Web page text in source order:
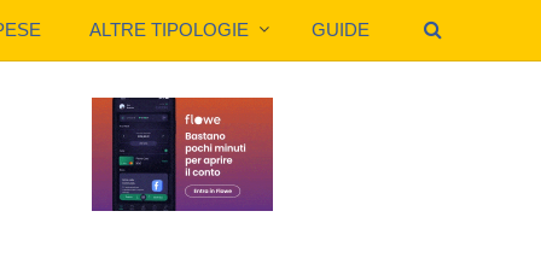
ALTRE TIPOLOGIE GUIDE